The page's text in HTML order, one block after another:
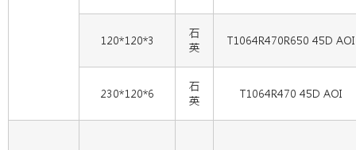
120*120*3
石
英
T1064R470R650 45D AOI
230*120*6
石
英
T1064R470 45D AOI